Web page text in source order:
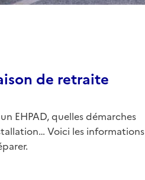
de retraite
EHPAD, quelles démarches
Voici les informations